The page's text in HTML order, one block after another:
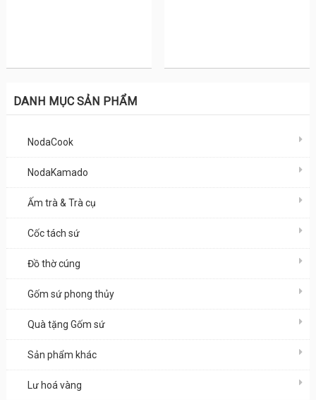
DANH MỤC SẢN PHẨM
NodaCook
NodaKamado
Ấm trà & Trà cụ
Cốc tách sứ
Đồ thờ cúng
Gốm sứ phong thủy
Quà tặng Gốm sứ
Sản phẩm khác
Lư hoá vàng